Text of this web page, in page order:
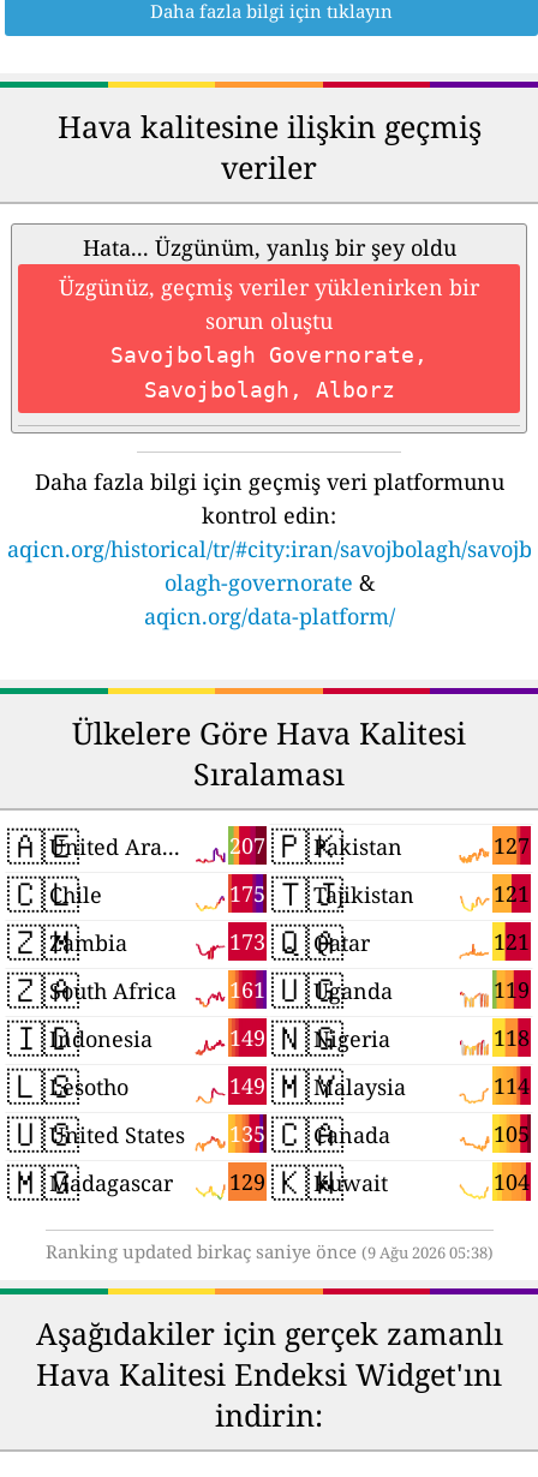
Daha fazla bilgi için tıklayın
Hava kalitesine ilişkin geçmiş
veriler
Hata... Üzgünüm, yanlış bir şey oldu
Üzgünüz, geçmiş veriler yüklenirken bir
sorun oluştu
Savojbolagh Governorate,
Savojbolagh, Alborz
Daha fazla bilgi için geçmiş veri platformunu
kontrol edin:
aqicn.org/historical/tr/#city:iran/savojbolagh/savojb
olagh-governorate &
aqicn.org/data-platform/
Ülkelere Göre Hava Kalitesi
Sıralaması
🇦🇪 207
United Arab Emirates
🇨🇱 175
Chile
🇿🇲 173
Zambia
🇿🇦 161
South Africa
🇮🇩 149
Indonesia
🇱🇸 149
Lesotho
🇺🇸 135
United States
🇲🇬 129
Madagascar
🇵🇰 127
Pakistan
🇹🇯 121
Tajikistan
🇶🇦 121
Qatar
🇺🇬 119
Uganda
🇳🇬 118
Nigeria
🇲🇾 114
Malaysia
🇨🇦 105
Canada
🇰🇼 104
Kuwait
Ranking updated birkaç saniye önce (9 Ağu 2026 05:38)
Aşağıdakiler için gerçek zamanlı
Hava Kalitesi Endeksi Widget'ını
indirin: